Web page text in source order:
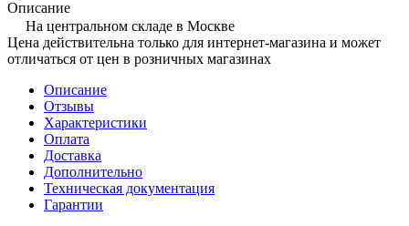
Описание
На центральном складе в Москве
Цена действительна только для интернет-магазина и может
отличаться от цен в розничных магазинах
Описание
Отзывы
Характеристики
Оплата
Доставка
Дополнительно
Техническая документация
Гарантии